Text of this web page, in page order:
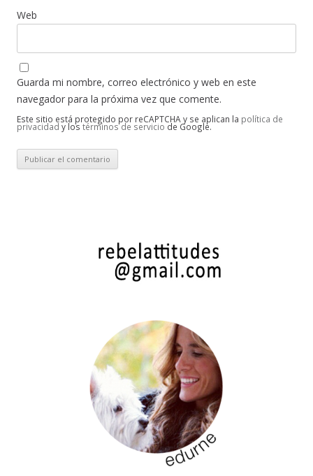
Web
Guarda mi nombre, correo electrónico y web en este
navegador para la próxima vez que comente.
Este sitio está protegido por reCAPTCHA y se aplican la política de
privacidad y los términos de servicio de Google.